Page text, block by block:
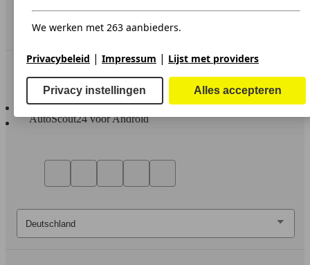
Service
Dealerrubriek
In contact te blijven
AutoScout24 voor iOS
AutoScout24 voor Android
We werken met 263 aanbieders.
Privacybeleid | Impressum | Lijst met providers
Privacy instellingen Alles accepteren